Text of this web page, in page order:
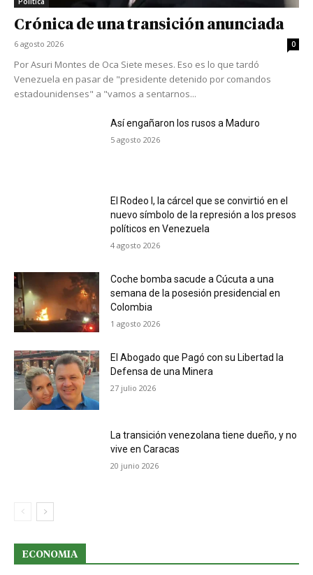
Crónica de una transición anunciada
6 agosto 2026 0
Por Asuri Montes de Oca Siete meses. Eso es lo que tardó
Venezuela en pasar de "presidente detenido por comandos
estadounidenses" a "vamos a sentarnos...
Así engañaron los rusos a Maduro
5 agosto 2026
El Rodeo I, la cárcel que se convirtió en el
nuevo símbolo de la represión a los presos
políticos en Venezuela
4 agosto 2026
Coche bomba sacude a Cúcuta a una
semana de la posesión presidencial en
Colombia
1 agosto 2026
El Abogado que Pagó con su Libertad la
Defensa de una Minera
27 julio 2026
La transición venezolana tiene dueño, y no
vive en Caracas
20 junio 2026
ECONOMIA